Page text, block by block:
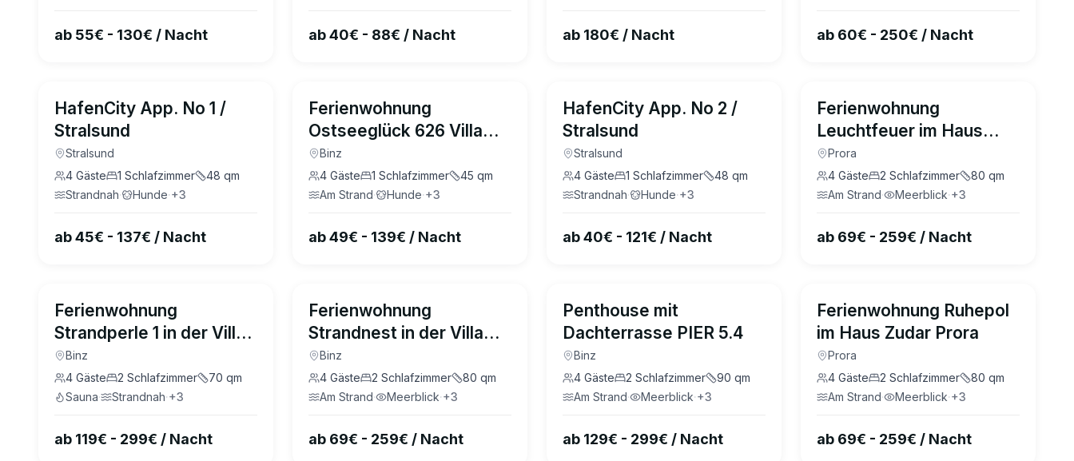
ab 55€ - 130€ / Nacht ab 40€ - 88€ / Nacht ab 180€ / Nacht ab 60€ - 250€ / Nacht
4.4
HafenCity App. No 1 /
Stralsund
Stralsund
4 Gäste 1 Schlafzimmer 48 qm
Strandnah· Hunde·+3
ab 45€ - 137€ / Nacht
Ferienwohnung
Ostseeglück 626 Villa
Seeadler Binz
Binz
4 Gäste 1 Schlafzimmer 45 qm
Am Strand· Hunde·+3
ab 49€ - 139€ / Nacht
4.7
HafenCity App. No 2 /
Stralsund
Stralsund
4 Gäste 1 Schlafzimmer 48 qm
Strandnah· Hunde·+3
ab 40€ - 121€ / Nacht
Ferienwohnung
Leuchtfeuer im Haus
Zudar Prora
Prora
4 Gäste 2 Schlafzimmer 80 qm
Am Strand· Meerblick·+3
ab 69€ - 259€ / Nacht
Ferienwohnung
Strandperle 1 in der Villa
Martha Binz
Binz
4 Gäste 2 Schlafzimmer 70 qm
Sauna· Strandnah·+3
ab 119€ - 299€ / Nacht
Ferienwohnung
Strandnest in der Villa
Gudrun Binz
Binz
4 Gäste 2 Schlafzimmer 80 qm
Am Strand· Meerblick·+3
ab 69€ - 259€ / Nacht
Penthouse mit
Dachterrasse PIER 5.4
Binz
4 Gäste 2 Schlafzimmer 90 qm
Am Strand· Meerblick·+3
ab 129€ - 299€ / Nacht
(15
Ferienwohnung Ruhepol
im Haus Zudar Prora
Prora
4 Gäste 2 Schlafzimmer 80 qm
Am Strand· Meerblick·+3
ab 69€ - 259€ / Nacht